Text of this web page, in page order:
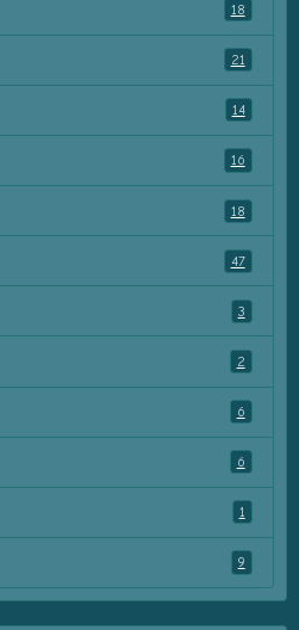
18
21
14
16
18
47
3
2
6
6
1
9